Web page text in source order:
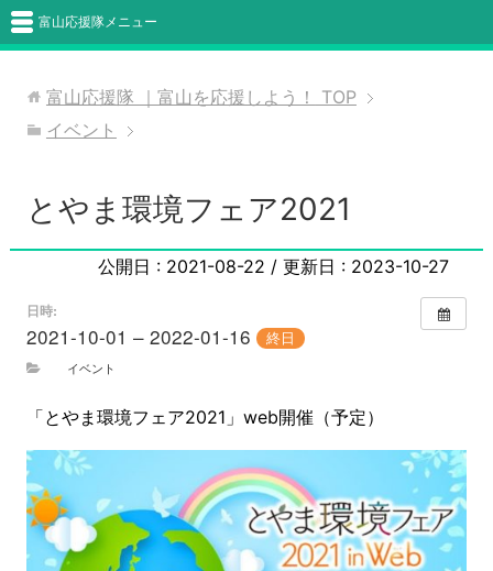
富山応援隊メニュー
富山応援隊 ｜富山を応援しよう！
TOP
イベント
とやま環境フェア2021
公開日 : 2021-08-22 / 更新日 : 2023-10-27
日時:
2021-10-01 – 2022-01-16 終日
イベント
「とやま環境フェア2021」web開催（予定）